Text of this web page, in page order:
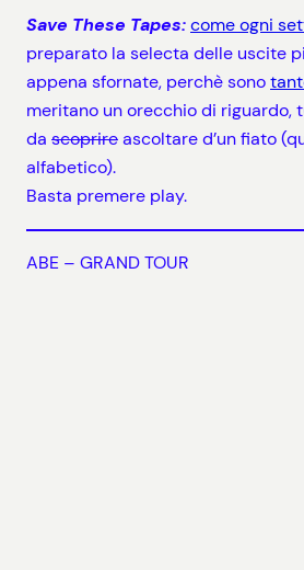
Save These Tapes:come ogni
preparato la selecta delle uscite
appena sfornate, perchè sono
meritano un orecchio di riguardo,
da scoprireascoltare d’un fiato
alfabetico).
Basta premere play.
ABE – GRAND TOUR